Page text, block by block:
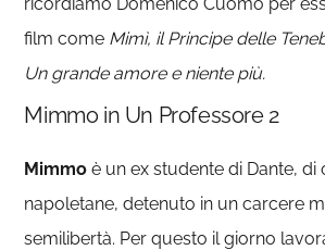
film come Mimì, il Principe delle
Un grande amore e niente più.
Mimmo in Un Professore 2
Mimmo è un ex studente di Dante, di
napoletane, detenuto in un carcere
semilibertà. Per questo il giorno